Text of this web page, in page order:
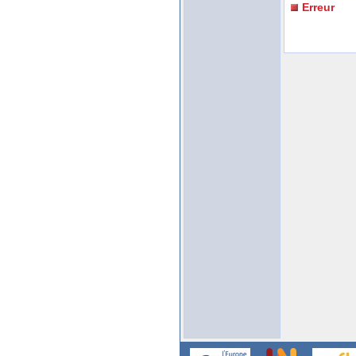
Erreur